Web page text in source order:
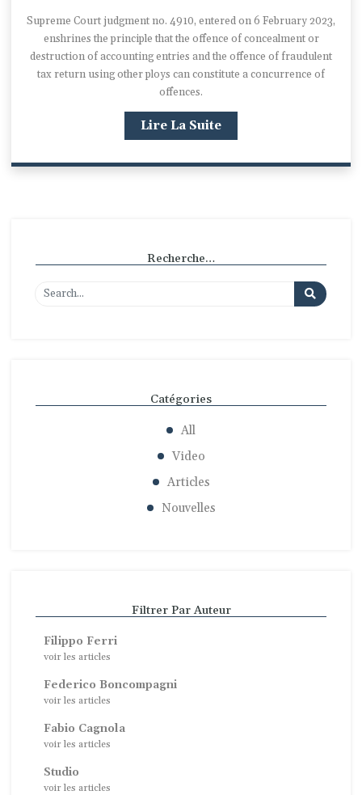
Supreme Court judgment no. 4910, entered on 6 February 2023,
enshrines the principle that the offence of concealment or
destruction of accounting entries and the offence of fraudulent
tax return using other ploys can constitute a concurrence of
offences.
Lire La Suite
Recherche…
Catégories
All
Video
Articles
Nouvelles
Filtrer Par Auteur
Filippo Ferri
voir les articles
Federico Boncompagni
voir les articles
Fabio Cagnola
voir les articles
Studio
voir les articles